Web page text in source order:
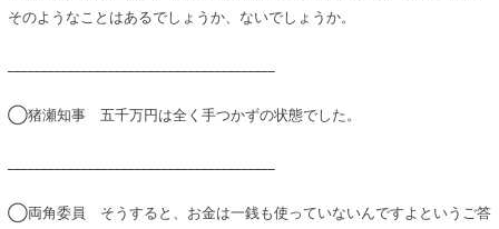
そのようなことはあるでしょうか、ないでしょうか。
◯猪瀬知事 五千万円は全く手つかずの状態でした。
◯両角委員 そうすると、お金は一銭も使っていないんですよというご答